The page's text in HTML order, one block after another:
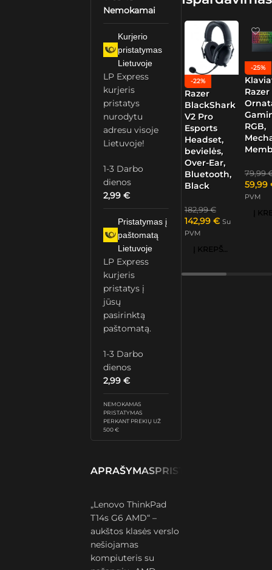
Nemokamai
Kurjerio
pristatymas
Lietuvoje
LP Express
kurjeris
pristatys
nurodytu
adresu visoje
Lietuvoje!
1-3 Darbo
dienos
2,99€
Pristatymas į
paštomatą
Lietuvoje
LP Express
kurjeris
pristatys į
jūsų
pasirinktą
paštomatą.
1-3 Darbo
dienos
2,99€
NEMOKAMAS
PRISTATYMAS
PERKANT PREKIŲ UŽ
500 €
APRAŠYMASPRISTATYMAS IR
„Lenovo ThinkPad
T14s G6 AMD“ –
aukštos klasės verslo
nešiojamas
kompiuteris su
-22%
Razer
BlackShark
V2 Pro
Esports
Headset,
bevielės,
Over-Ear,
Bluetooth,
Black
182,99€
142,99 € Su
PVM
Į KREPŠELĮ
-25%
Razer
RGB,
79,99
59,99
PVM